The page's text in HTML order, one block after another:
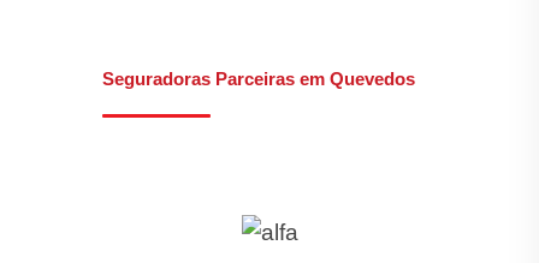
Seguradoras Parceiras em Quevedos